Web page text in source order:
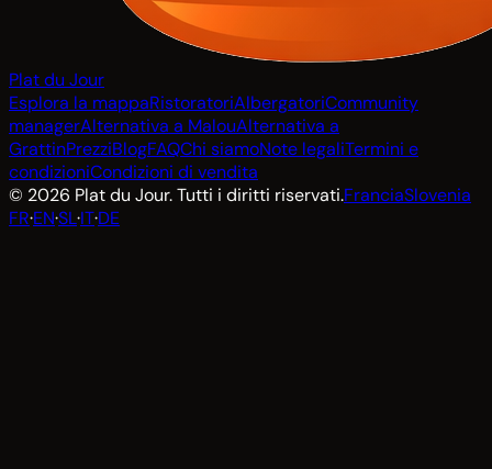
Plat du Jour
Esplora la mappaRistoratoriAlbergatoriCommunity
managerAlternativa a MalouAlternativa a
GrattinPrezziBlogFAQChi siamoNote legaliTermini e
condizioniCondizioni di vendita
© 2026 Plat du Jour. Tutti i diritti riservati.FranciaSlovenia
FR·EN·SL·IT·DE